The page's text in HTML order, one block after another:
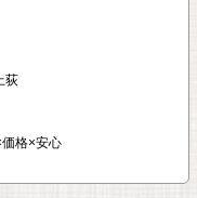
荻
格×安心